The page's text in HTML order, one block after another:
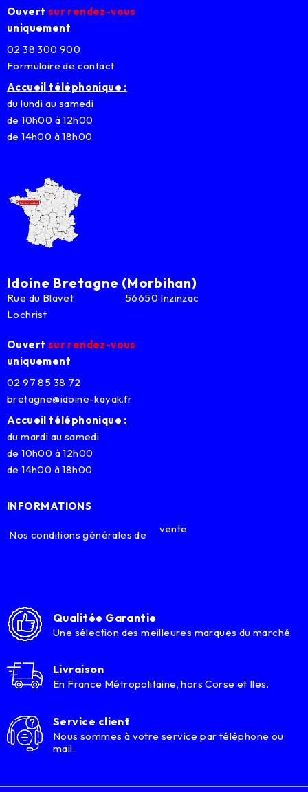
Ouvert sur rendez-vous
uniquement
02 38 300 900
Formulaire de contact
Accueil téléphonique :
du lundi au samedi
de 10h00 à 12h00
de 14h00 à 18h00
Idoine Bretagne (Morbihan)
Rue du Blavet 56650 Inzinzac
Lochrist
Ouvert sur rendez-vous
uniquement
02 97 85 38 72
bretagne@idoine-kayak.fr
Accueil téléphonique :
du mardi au samedi
de 10h00 à 12h00
de 14h00 à 18h00
INFORMATIONS
Nos conditions générales de vente
Qualitée Garantie
Une sélection des meilleures marques du marché.
Livraison
En France Métropolitaine, hors Corse et Iles.
Service client
Nous sommes à votre service par téléphone ou
mail.